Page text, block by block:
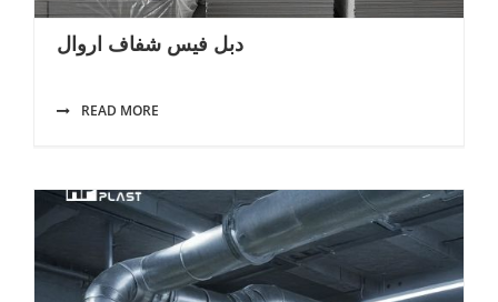
دبل فيس شفاف اروال
READ MORE